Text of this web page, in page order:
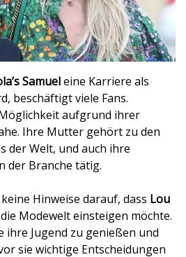
Samueleine Karriere als
beschäftigt viele Fans.
aufgrund ihrer
Ihre Mutter gehört zu den
der Welt, und auch ihre
der Branche tätig.
Hinweise darauf, dass Lou
Modewelt einsteigen möchte.
ihre Jugend zu genießen und
sie wichtige Entscheidungen